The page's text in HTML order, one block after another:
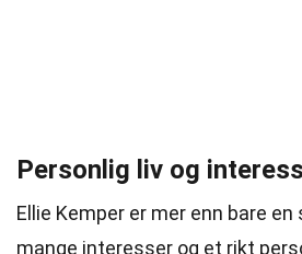
Personlig liv og
Ellie Kemper er mer enn bare
mange interesser og et rikt